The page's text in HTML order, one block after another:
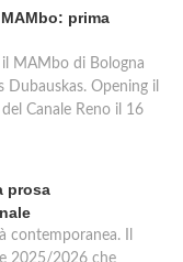
prima
MAMbo di Bologna
Dubauskas. Opening il
Canale Reno il 16
prosa
Il
2025/2026 che